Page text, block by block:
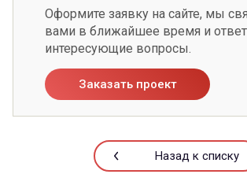
Оформите заявку на сайте, мы
вами в ближайшее время и
интересующие вопросы.
Заказать проект
Назад к списку